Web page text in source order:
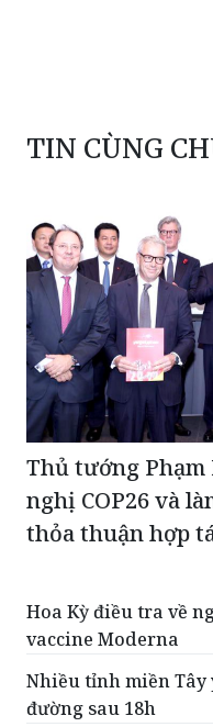
TIN CÙNG
Thủ tướng
nghị COP26 và
thỏa thuận hợp
Hoa Kỳ điều tra về
vaccine Moderna
Nhiều tỉnh miền
đường sau 18h